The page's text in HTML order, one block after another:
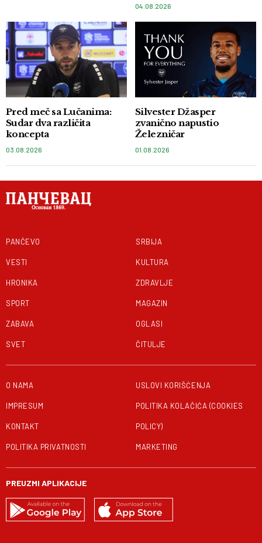
04.08.2026
Pred meč sa Lučanima:
Sudar dva različita
koncepta
03.08.2026
Silvester Džasper
zvanično napustio
Železničar
01.08.2026
PANČEVO
VESTI
HRONIKA
SPORT
ZABAVA
SVET
SRBIJA
KULTURA
ZDRAVLJE
MAGAZIN
OGLASI
ČITULJE
O NAMA
IMPRESUM
KONTAKT
POLITIKA PRIVATNOSTI
USLOVI KORIŠĆENJA
POLITIKA KOLAČIĆA (COOKIES
POLICY)
MARKETING
PREUZMI APLIKACIJE